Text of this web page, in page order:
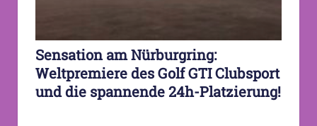
Sensation am Nürburgring:
Weltpremiere des Golf GTI Clubsport
und die spannende 24h-Platzierung!